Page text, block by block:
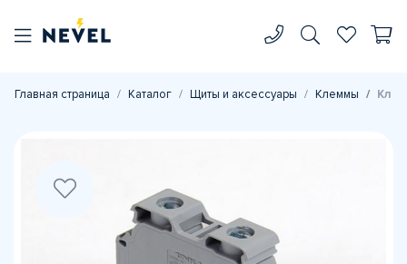
Главная страница Каталог Щиты и аксессуары Клеммы